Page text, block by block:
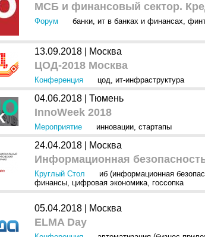
МСБ и финансовый сектор.
Форум банки, ит в банках и финансах,
13.09.2018 | Москва
ЦОД-2018 Москва
Конференция цод, ит-инфраструктура
04.06.2018 | Тюмень
InnoWeek 2018
Мероприятие инновации, стартапы
24.04.2018 | Москва
Информационная
Круглый Стол иб (информационная
финансы, цифровая экономика, госсопка
05.04.2018 | Москва
ELMA Day